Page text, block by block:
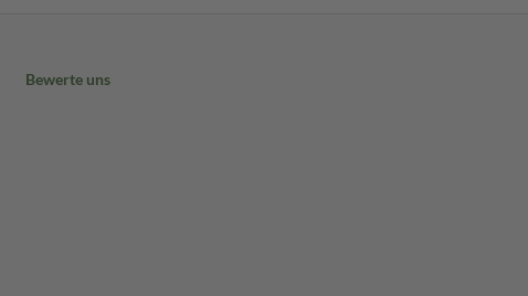
Bewerte uns